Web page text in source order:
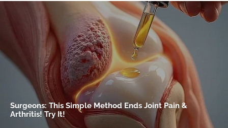
Gracias por suscribirte a nuestro boletín.
ACEPTAR